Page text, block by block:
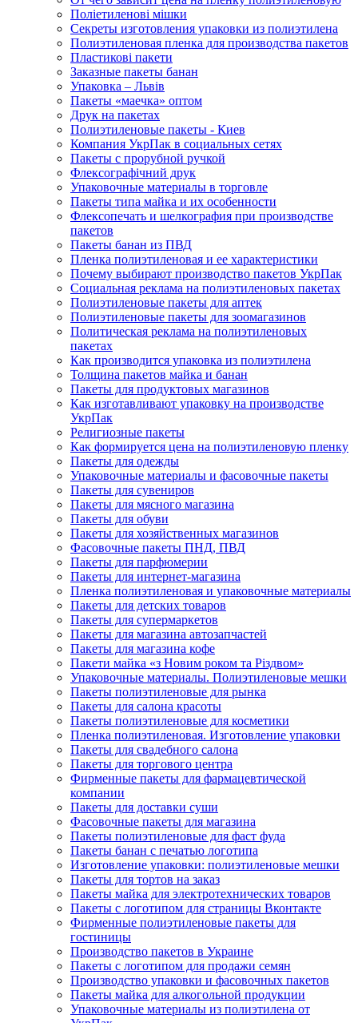
Поліетиленові мішки
Секреты изготовления упаковки из полиэтилена
Полиэтиленовая пленка для производства пакетов
Пластикові пакети
Заказные пакеты банан
Упаковка – Львів
Пакеты «маечка» оптом
Друк на пакетах
Полиэтиленовые пакеты - Киев
Компания УкрПак в социальных сетях
Пакеты с прорубной ручкой
Флексографічний друк
Упаковочные материалы в торговле
Пакеты типа майка и их особенности
Флексопечать и шелкография при производстве
пакетов
Пакеты банан из ПВД
Пленка полиэтиленовая и ее характеристики
Почему выбирают производство пакетов УкрПак
Социальная реклама на полиэтиленовых пакетах
Полиэтиленовые пакеты для аптек
Полиэтиленовые пакеты для зоомагазинов
Политическая реклама на полиэтиленовых
пакетах
Как производится упаковка из полиэтилена
Толщина пакетов майка и банан
Пакеты для продуктовых магазинов
Как изготавливают упаковку на производстве
УкрПак
Религиозные пакеты
Как формируется цена на полиэтиленовую пленку
Пакеты для одежды
Упаковочные материалы и фасовочные пакеты
Пакеты для сувениров
Пакеты для мясного магазина
Пакеты для обуви
Пакеты для хозяйственных магазинов
Фасовочные пакеты ПНД, ПВД
Пакеты для парфюмерии
Пакеты для интернет-магазина
Пленка полиэтиленовая и упаковочные материалы
Пакеты для детских товаров
Пакеты для супермаркетов
Пакеты для магазина автозапчастей
Пакеты для магазина кофе
Пакети майка «з Новим роком та Різдвом»
Упаковочные материалы. Полиэтиленовые мешки
Пакеты полиэтиленовые для рынка
Пакеты для салона красоты
Пакеты полиэтиленовые для косметики
Пленка полиэтиленовая. Изготовление упаковки
Пакеты для свадебного салона
Пакеты для торгового центра
Фирменные пакеты для фармацевтической
компании
Пакеты для доставки суши
Фасовочные пакеты для магазина
Пакеты полиэтиленовые для фаст фуда
Пакеты банан с печатью логотипа
Изготовление упаковки: полиэтиленовые мешки
Пакеты для тортов на заказ
Пакеты майка для электротехнических товаров
Пакеты с логотипом для страницы Вконтакте
Фирменные полиэтиленовые пакеты для
гостиницы
Производство пакетов в Украине
Пакеты с логотипом для продажи семян
Производство упаковки и фасовочных пакетов
Пакеты майка для алкогольной продукции
Упаковочные материалы из полиэтилена от